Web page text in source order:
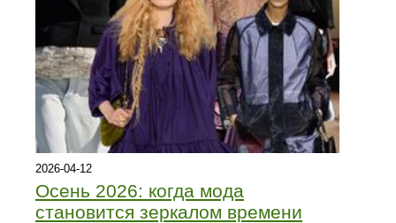
2026-04-12
Осень 2026: когда мода
становится зеркалом времени